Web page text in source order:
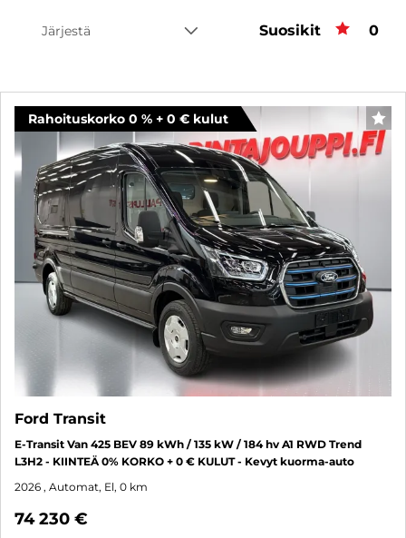
Järjestä Suosikit 0
Rahoituskorko 0 % + 0 € kulut
Ford Transit
E-Transit Van 425 BEV 89 kWh / 135 kW / 184 hv A1 RWD Trend
L3H2 - KIINTEÄ 0% KORKO + 0 € KULUT - Kevyt kuorma-auto
2026 , Automat, El, 0 km
74 230 €